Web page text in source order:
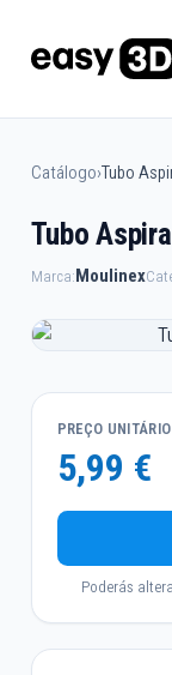
Catálogo›Tubo
Tubo
Marca:Moulinex
PREÇO
5,99 €
Poderás